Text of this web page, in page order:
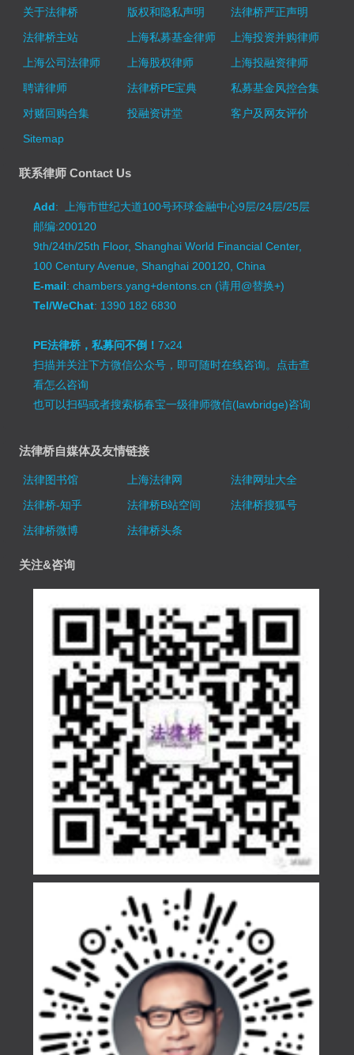
关于法律桥 版权和隐私声明
法律桥严正声明
法律桥主站
上海私募基金律师
上海投资并购律师
上海公司法律师
上海股权律师
上海投融资律师
聘请律师
法律桥PE宝典
私募基金风控合集
对赌回购合集
投融资讲堂
客户及网友评价
Sitemap
联系律师 Contact Us
Add: 上海市世纪大道100号环球金融中心9层/24层/25层
邮编:200120
9th/24th/25th Floor, Shanghai World Financial Center,
100 Century Avenue, Shanghai 200120, China
E-mail: chambers.yang+dentons.cn (请用@替换+)
Tel/WeChat: 1390 182 6830
PE法律桥，私募问不倒！7x24
扫描并关注下方微信公众号，即可随时在线咨询。 点击查
看怎么咨询
也可以扫码或者搜索杨春宝一级律师微信(lawbridge)咨询
法律桥自媒体及友情链接
法律图书馆 上海法律网
法律网址大全
法律桥-知乎
法律桥B站空间
法律桥搜狐号
法律桥微博
法律桥头条
关注&咨询